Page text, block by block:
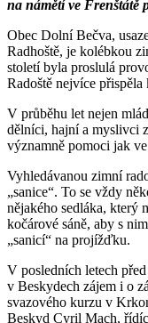
na námětí ve Frenštátě
Obec Dolní Bečva,
Radhoště, je kolébkou
století byla proslulá
Radoště nejvíce
V průběhu let nejen
dělníci, hajní a myslivci
významně pomoci jak
Vyhledávanou zimní
„sanice“. To se vždy
nějakého sedláka, který
kočárové sáně, aby s
„sanicí“ na projížďku.
V posledních letech
v Beskydech zájem i o
svazového kurzu v
Beskyd Cyril Mach,